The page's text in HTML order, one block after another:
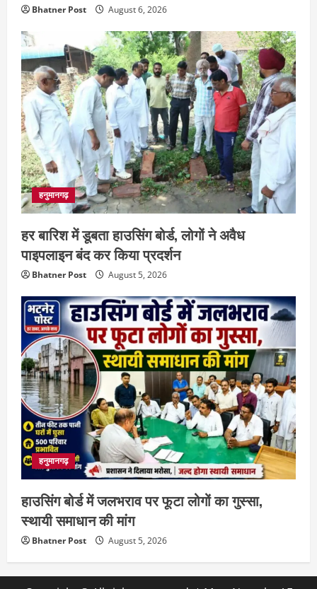
Bhatner Post August 6, 2026
हनुमानगढ़
हर बारिश में डूबता हाउसिंग बोर्ड, लोगों ने अवैध
पाइपलाइन बंद कर किया प्रदर्शन
Bhatner Post August 5, 2026
हनुमानगढ़
हाउसिंग बोर्ड में जलभराव पर फूटा लोगों का गुस्सा,
स्थायी समाधान की मांग
Bhatner Post August 5, 2026